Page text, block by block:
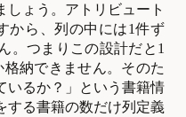
しょう。アトリビュート
から、列の中には1件ず
。つまりこの設計だと1
納できません。そのた
いるか？」という書籍情
する書籍の数だけ列定義